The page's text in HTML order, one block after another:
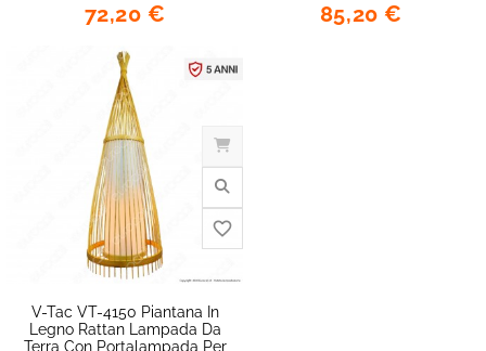
72,20 € 85,20 €
V-Tac VT-4150 Piantana In
Legno Rattan Lampada Da
Terra Con Portalampada Per